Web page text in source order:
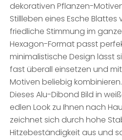
dekorativen Pflanzen-
Stillleben eines Esche Blattes
friedliche Stimmung im
Hexagon-Format passt
minimalistische Design lässt
fast überall einsetzen und
Motiven beliebig kombinieren.
Dieses Alu-Dibond Bild in
edlen Look zu Ihnen nach
zeichnet sich durch hohe
Hitzebeständigkeit aus und